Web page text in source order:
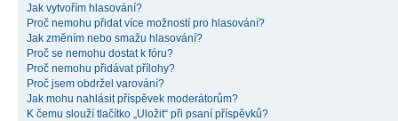
Jak vytvořím hlasování?
Proč nemohu přidat více možností pro hlasování?
Jak změním nebo smažu hlasování?
Proč se nemohu dostat k fóru?
Proč nemohu přidávat přílohy?
Proč jsem obdržel varování?
Jak mohu nahlásit příspěvek moderátorům?
K čemu slouží tlačítko „Uložit“ při psaní příspěvků?